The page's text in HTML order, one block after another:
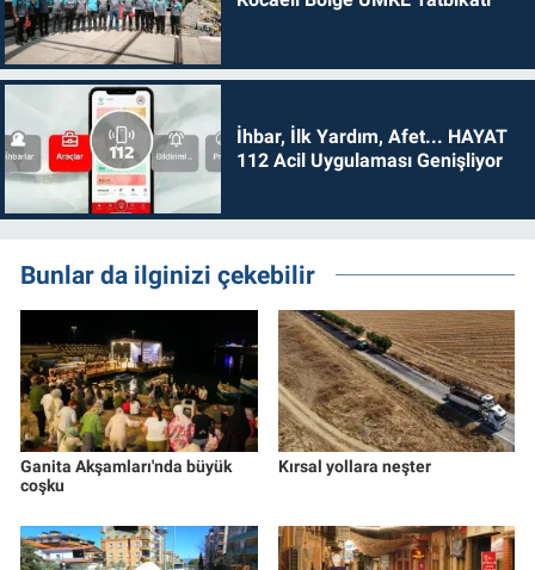
İhbar, İlk Yardım, Afet... HAYAT
112 Acil Uygulaması Genişliyor
Bunlar da ilginizi çekebilir
Ganita Akşamları'nda büyük
coşku
Kırsal yollara neşter